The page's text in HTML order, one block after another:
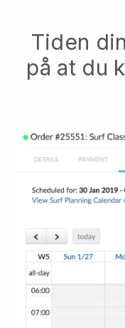
Tiden
på at du